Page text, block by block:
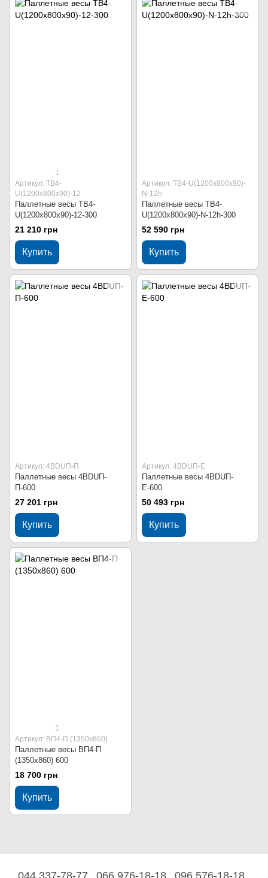
1
Артикул: ТВ4-
U(1200х800х90)-12
Паллетные весы ТВ4-
U(1200х800х90)-12-300
21 210 грн
Купить
Артикул: ТВ4-U(1200х800х90)-
N-12h
Паллетные весы ТВ4-
U(1200х800х90)-N-12h-300
52 590 грн
Купить
Артикул: 4BDUП-П
Паллетные весы 4BDUП-
П-600
27 201 грн
Купить
Артикул: 4BDUП-Е
Паллетные весы 4BDUП-
Е-600
50 493 грн
Купить
1
Артикул: ВП4-П (1350х860)
Паллетные весы ВП4-П
(1350х860) 600
18 700 грн
Купить
044 337-78-77 066 976-18-18 096 576-18-18